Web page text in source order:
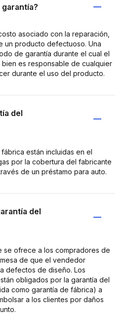
asociado con la reparación,
un producto defectuoso. Una
de garantía durante el cual el
es responsable de cualquier
durante el uso del producto.
del
están incluidas en el
por la cobertura del fabricante
de un préstamo para auto.
del
se ofrece a los compradores de
de que el vendedor
defectos de diseño. Los
obligados por la garantía del
como garantía de fábrica) a
a los clientes por daños